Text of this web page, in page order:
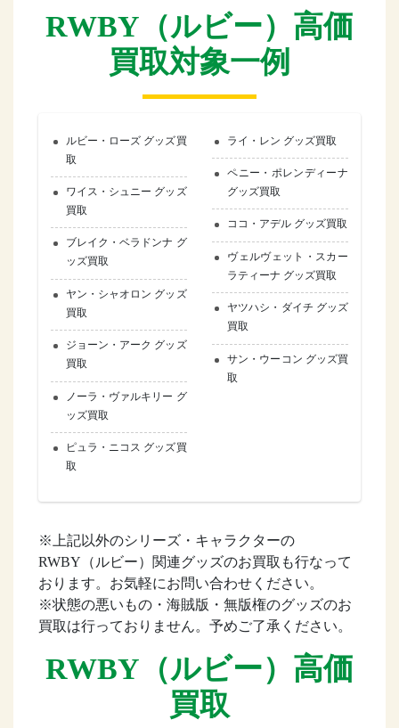
RWBY（ルビー）高価
買取対象一例
ルビー・ローズ グッズ買
取
ワイス・シュニー グッズ
買取
ブレイク・ベラドンナ グ
ッズ買取
ヤン・シャオロン グッズ
買取
ジョーン・アーク グッズ
買取
ノーラ・ヴァルキリー グ
ッズ買取
ピュラ・ニコス グッズ買
取
ライ・レン グッズ買取
ペニー・ポレンディーナ
グッズ買取
ココ・アデル グッズ買取
ヴェルヴェット・スカー
ラティーナ グッズ買取
ヤツハシ・ダイチ グッズ
買取
サン・ウーコン グッズ買
取
※上記以外のシリーズ・キャラクターの
RWBY（ルビー）関連グッズのお買取も行なって
おります。お気軽にお問い合わせください。
※状態の悪いもの・海賊版・無版権のグッズのお
買取は行っておりません。予めご了承ください。
RWBY（ルビー）高価
買取